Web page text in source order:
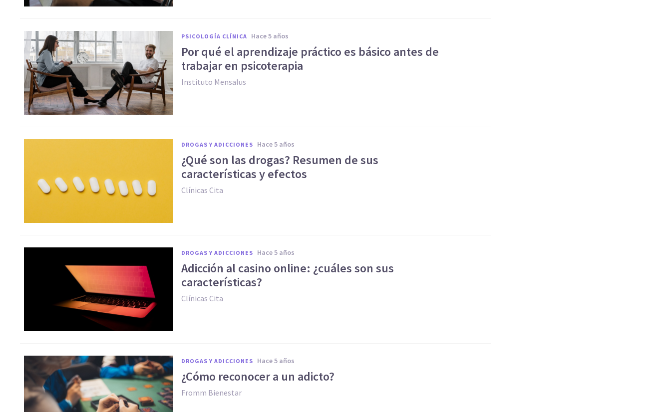
PSICOLOGÍA CLÍNICA hace 5 años
Por qué el aprendizaje práctico es básico antes de
trabajar en psicoterapia
Instituto Mensalus
DROGAS Y ADICCIONES hace 5 años
¿Qué son las drogas? Resumen de sus
características y efectos
Clínicas Cita
DROGAS Y ADICCIONES hace 5 años
Adicción al casino online: ¿cuáles son sus
características?
Clínicas Cita
DROGAS Y ADICCIONES hace 5 años
¿Cómo reconocer a un adicto?
Fromm Bienestar